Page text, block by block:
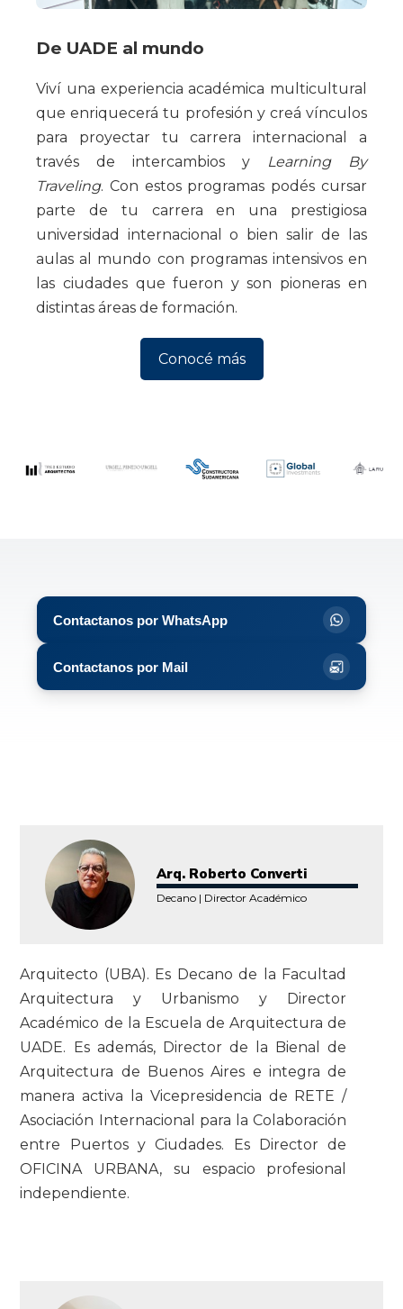
De UADE al mundo
Viví una experiencia académica multicultural
que enriquecerá tu profesión y creá vínculos
para proyectar tu carrera internacional a
través de intercambios y
Learning By
Traveling. Con estos programas podés cursar
parte de tu carrera en una prestigiosa
universidad internacional o bien salir de las
aulas al mundo con programas intensivos en
las ciudades que fueron y son pioneras en
distintas áreas de formación.
Conocé más
Contactanos por WhatsApp
Contactanos por Mail
Arq. Roberto Converti
Decano | Director Académico
Arquitecto (UBA). Es Decano de la Facultad
Arquitectura y Urbanismo y Director
Académico de la Escuela de Arquitectura de
UADE. Es además, Director de la Bienal de
Arquitectura de Buenos Aires e integra de
manera activa la Vicepresidencia de RETE /
Asociación Internacional para la Colaboración
entre Puertos y Ciudades. Es Director de
OFICINA URBANA, su espacio profesional
independiente.